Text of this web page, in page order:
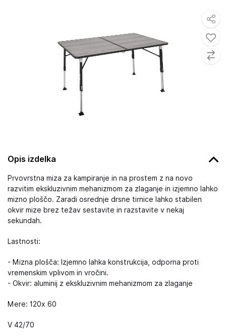
Opis izdelka
Prvovrstna miza za kampiranje in na prostem z na novo
razvitim ekskluzivnim mehanizmom za zlaganje in izjemno lahko
mizno ploščo. Zaradi osrednje drsne tirnice lahko stabilen
okvir mize brez težav sestavite in razstavite v nekaj
sekundah.
Lastnosti:
- Mizna plošča: Izjemno lahka konstrukcija, odporna proti
vremenskim vplivom in vročini.
- Okvir: aluminij z ekskluzivnim mehanizmom za zlaganje
Mere: 120x 60
V 42/70